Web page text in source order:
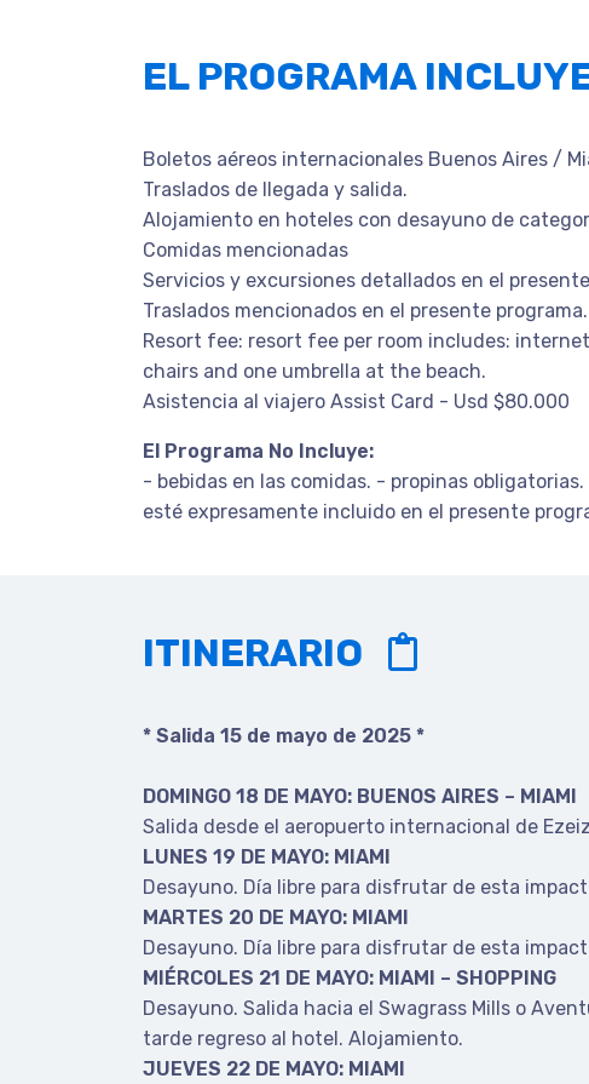
EL PROGRAMA
Boletos aéreos internacionales Buenos Aires /
Traslados de llegada y salida.
Alojamiento en hoteles con desayuno de
Comidas mencionadas
Servicios y excursiones detallados en el
Traslados mencionados en el presente programa.
Resort fee: resort fee per room includes:
chairs and one umbrella at the beach.
Asistencia al viajero Assist Card - Usd $80.000
El Programa No Incluye:
- bebidas en las comidas. - propinas
esté expresamente incluido en el presente
ITINERARIO
* Salida 15 de mayo de 2025 *
DOMINGO 18 DE MAYO: BUENOS AIRES – MIAMI
Salida desde el aeropuerto internacional de
LUNES 19 DE MAYO: MIAMI
Desayuno. Día libre para disfrutar de esta
MARTES 20 DE MAYO: MIAMI
Desayuno. Día libre para disfrutar de esta
MIÉRCOLES 21 DE MAYO: MIAMI – SHOPPING
Desayuno. Salida hacia el Swagrass Mills o
tarde regreso al hotel. Alojamiento.
JUEVES 22 DE MAYO: MIAMI